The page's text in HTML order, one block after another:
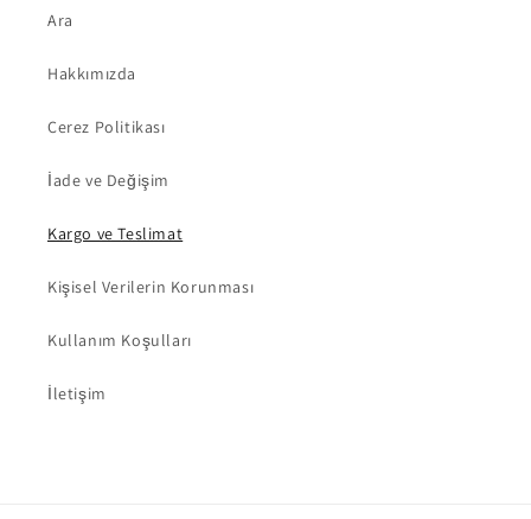
Ara
Hakkımızda
Çerez Politikası
İade ve Değişim
Kargo ve Teslimat
Kişisel Verilerin Korunması
Kullanım Koşulları
İletişim